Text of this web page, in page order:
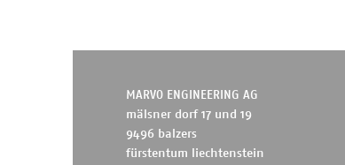
MARVO ENGINEERING AG
mälsner dorf 17 und 19
9496 balzers
fürstentum liechtenstein